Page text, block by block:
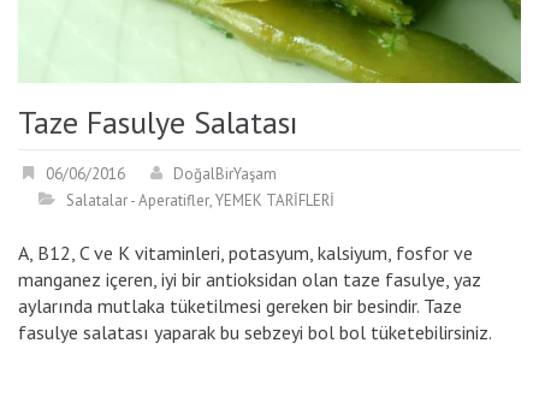
Taze Fasulye Salatası
06/06/2016
DoğalBirYaşam
Salatalar - Aperatifler,YEMEK TARİFLERİ
A, B12, C ve K vitaminleri, potasyum, kalsiyum, fosfor ve
manganez içeren, iyi bir antioksidan olan taze fasulye, yaz
aylarında mutlaka tüketilmesi gereken bir besindir. Taze
fasulye salatası yaparak bu sebzeyi bol bol tüketebilirsiniz.